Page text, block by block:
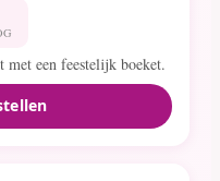
met een feestelijk boeket.